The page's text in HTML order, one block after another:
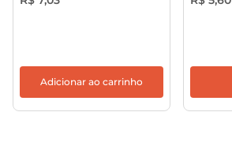
Adicionar ao carrinho